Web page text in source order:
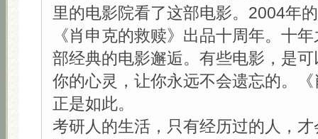
里的电影院看了这部电影。2004年
《肖申克的救赎》出品十周年。十
部经典的电影邂逅。有些电影，是
你的心灵，让你永远不会遗忘的。
正是如此。
考研人的生活，只有经历过的人，